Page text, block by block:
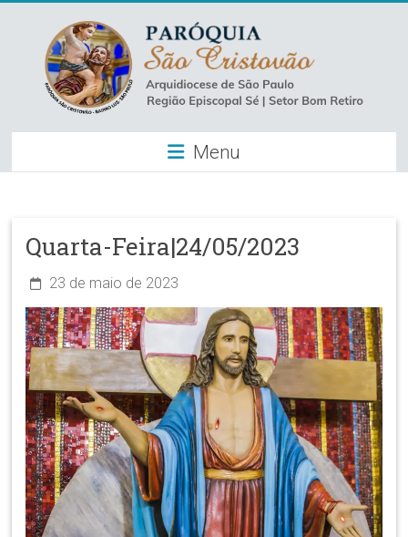
content
Paróquia
São
–
Luz
Arquidiocese
de
São
Paulo
Região
Episcopal
Sé
Setor
Bom
Menu
Quarta-Feira|24/05/2023
23 de maio de 2023